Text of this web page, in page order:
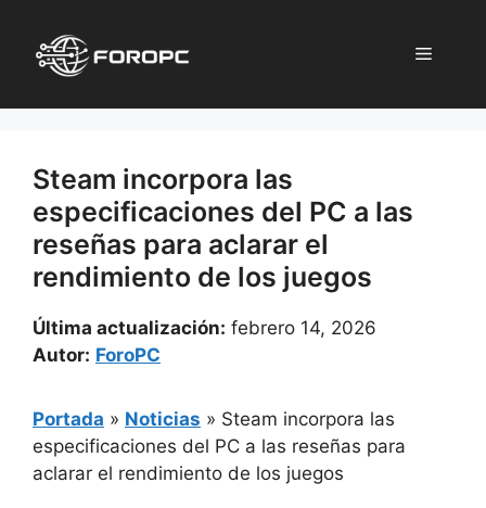
contenido
Menú
Steam incorpora las
especificaciones del PC a las
reseñas para aclarar el
rendimiento de los juegos
Última actualización: febrero 14, 2026
Autor: ForoPC
Portada » Noticias » Steam incorpora las
especificaciones del PC a las reseñas para
aclarar el rendimiento de los juegos